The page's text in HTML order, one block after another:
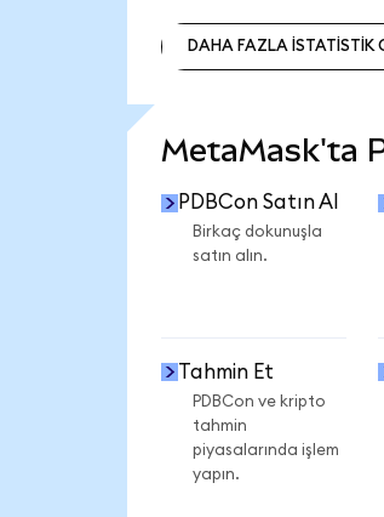
DAHA FAZLA İSTATİSTİK
MetaMask'ta
PDBCon Satın Al
Birkaç dokunuşla
satın alın.
Tahmin Et
PDBCon ve kripto
tahmin
piyasalarında işlem
yapın.